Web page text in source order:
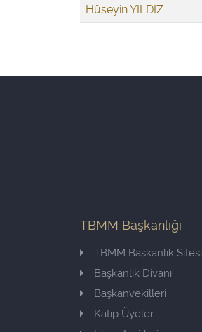
Hüseyin YILDIZ
TBMM Başkanlığı
TBMM Başkanlık Sitesi
Başkanlık Divanı
Başkanvekilleri
Katip Üyeler